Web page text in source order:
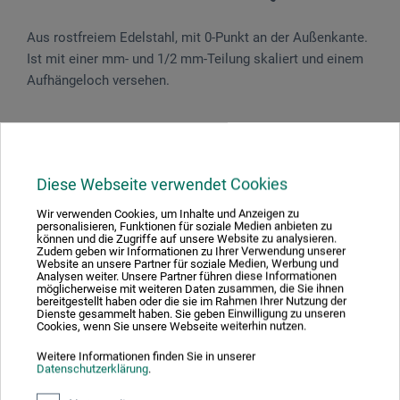
Diese Webseite verwendet Cookies
Wir verwenden Cookies, um Inhalte und Anzeigen zu
personalisieren, Funktionen für soziale Medien anbieten zu
können und die Zugriffe auf unsere Website zu analysieren.
Zudem geben wir Informationen zu Ihrer Verwendung unserer
Website an unsere Partner für soziale Medien, Werbung und
Analysen weiter. Unsere Partner führen diese Informationen
möglicherweise mit weiteren Daten zusammen, die Sie ihnen
bereitgestellt haben oder die sie im Rahmen Ihrer Nutzung der
Dienste gesammelt haben. Sie geben Einwilligung zu unseren
Cookies, wenn Sie unsere Webseite weiterhin nutzen.
Weitere Informationen finden Sie in unserer
Datenschutzerklärung.
Aus rostfreiem Edelstahl, mit 0-Punkt an der Außenkante.
Ist mit einer mm- und 1/2 mm-Teilung skaliert und einem
Aufhängeloch versehen.
Produktbewertungen (0)
Schreiben Sie die erste Bewertung zu diesem Produkt
JETZT PRODUKT BEWERTEN